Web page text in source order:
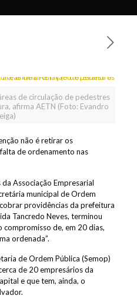
de circulação de pedestres
afirma AETN (Foto: Evandro
não é retirar os
de ordenamento nas
Associação Empresarial
municipal de Ordem
providências da prefeitura
Tancredo Neves, terminou
compromisso de, em 20 dias,
ordenada”.
de Ordem Pública (Semop)
de 20 empresários da
e que tem, ainda, o